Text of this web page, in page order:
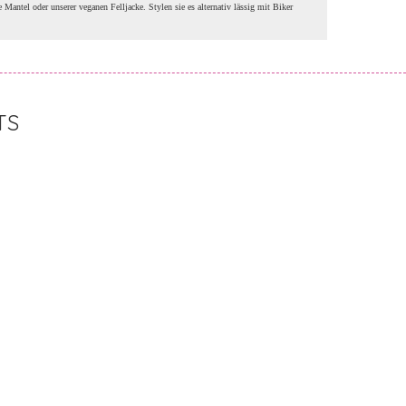
oder unserer veganen Felljacke. Stylen sie es alternativ lässig mit Biker